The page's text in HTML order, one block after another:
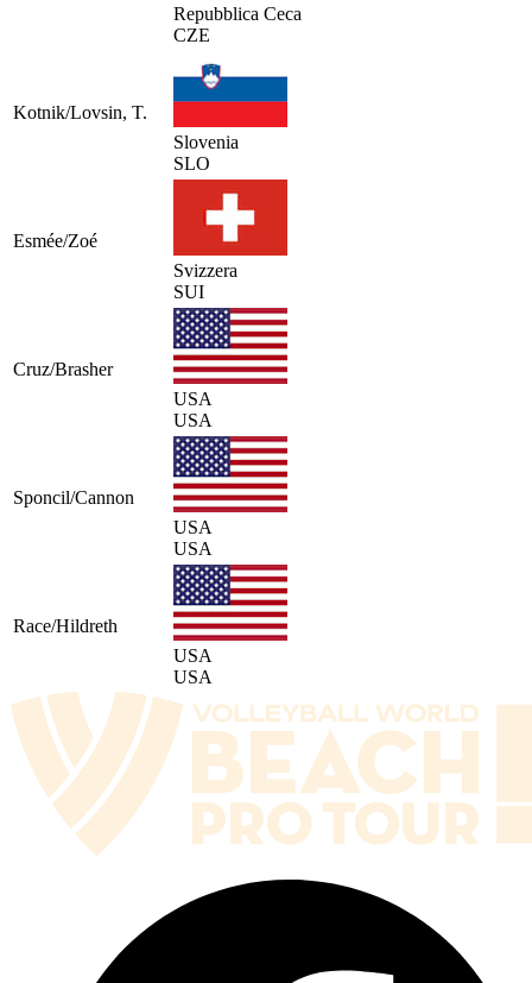
Repubblica Ceca
CZE
Kotnik/Lovsin, T.
Slovenia
SLO
Esmée/Zoé
Svizzera
SUI
Cruz/Brasher
USA
USA
Sponcil/Cannon
USA
USA
Race/Hildreth
USA
USA